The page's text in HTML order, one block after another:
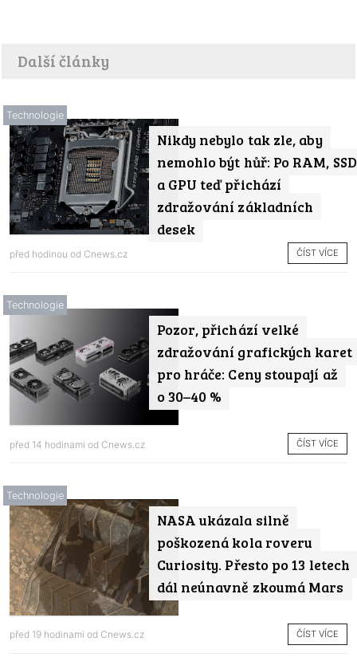
Další články
Nikdy nebylo tak zle, aby
nemohlo být hůř: Po RAM, SSD
a GPU teď přichází
zdražování základních
desek
Technologie
před hodinou od Cnews.cz ČÍST VÍCE
Pozor, přichází velké
zdražování grafických karet
pro hráče: Ceny stoupají až
o 30–40 %
Technologie
před 14 hodinami od Cnews.cz ČÍST VÍCE
NASA ukázala silně
poškozená kola roveru
Curiosity. Přesto po 13 letech
dál neúnavně zkoumá Mars
Technologie
před 19 hodinami od Cnews.cz ČÍST VÍCE